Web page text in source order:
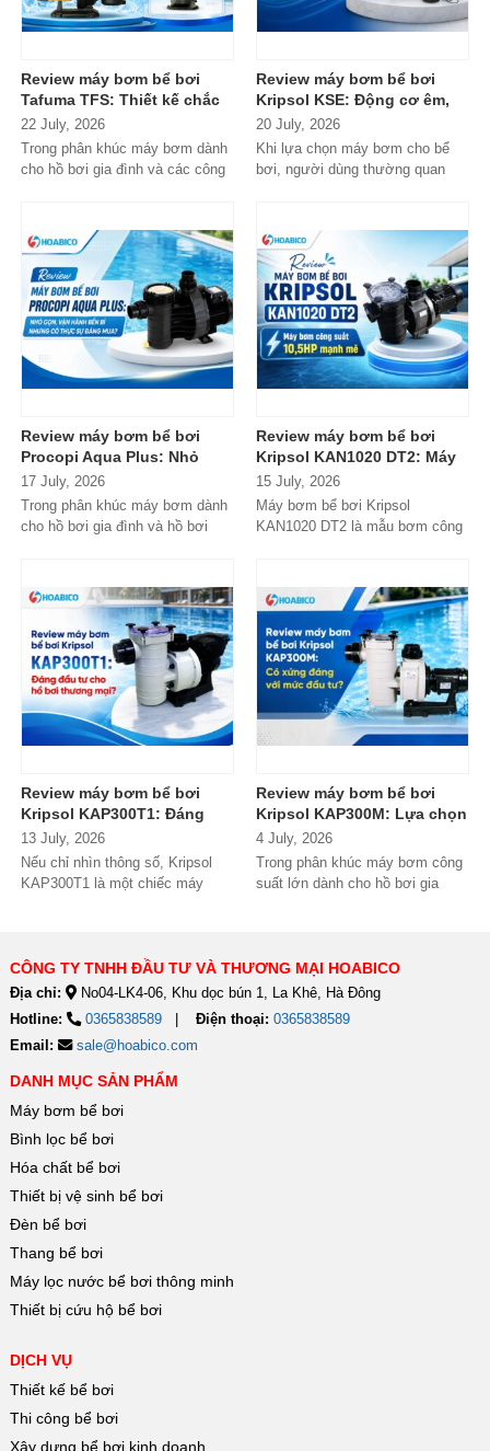
Review máy bơm bể bơi
Tafuma TFS: Thiết kế chắc
chắn, vận hành ổn định,
đáng cân nhắc cho hồ bơi
gia đình
22 July, 2026
Trong phân khúc máy bơm dành
cho hồ bơi gia đình và các công
Review máy bơm bể bơi
Kripsol KSE: Động cơ êm,
bền bỉ, có xứng đáng với
danh tiếng từ Tây Ban Nha?
20 July, 2026
Khi lựa chọn máy bơm cho bể
bơi, người dùng thường quan
Review máy bơm bể bơi
Procopi Aqua Plus: Nhỏ
gọn, vận hành bền bỉ
nhưng có thực sự đáng
mua?
17 July, 2026
Trong phân khúc máy bơm dành
cho hồ bơi gia đình và hồ bơi
Review máy bơm bể bơi
Kripsol KAN1020 DT2: Máy
bơm công suất lớn có đáng
đầu tư?
15 July, 2026
Máy bơm bể bơi Kripsol
KAN1020 DT2 là mẫu bơm công
Review máy bơm bể bơi
Kripsol KAP300T1: Đáng
đầu tư cho hồ bơi thương
mại?
13 July, 2026
Nếu chỉ nhìn thông số, Kripsol
KAP300T1 là một chiếc máy
Review máy bơm bể bơi
Kripsol KAP300M: Lựa chọn
đáng tiền cho hồ bơi
thương mại?
4 July, 2026
Trong phân khúc máy bơm công
suất lớn dành cho hồ bơi gia
CÔNG TY TNHH ĐẦU TƯ VÀ THƯƠNG MẠI HOABICO
Địa chỉ:
No04-LK4-06, Khu dọc bún 1, La Khê, Hà Đông
Hotline:
0365838589 Điện thoại: 0365838589
Email:
sale@hoabico.com
DANH MỤC SẢN PHẨM
Máy bơm bể bơi
Bình lọc bể bơi
Hóa chất bể bơi
Thiết bị vệ sinh bể bơi
Đèn bể bơi
Thang bể bơi
Máy lọc nước bể bơi thông minh
Thiết bị cứu hộ bể bơi
DỊCH VỤ
Thiết kế bể bơi
Thi công bể bơi
Xây dựng bể bơi kinh doanh